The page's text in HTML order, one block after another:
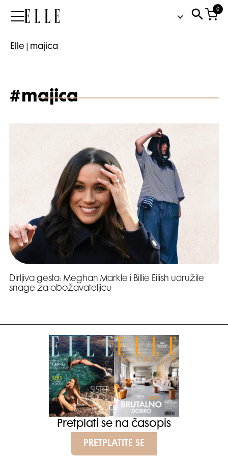
Elle
0
Elle majica
#majica
Dirljiva gesta: Meghan Markle i Billie Eilish udružile
snage za obožavateljicu
Pretplati se na časopis
PRETPLATITE SE